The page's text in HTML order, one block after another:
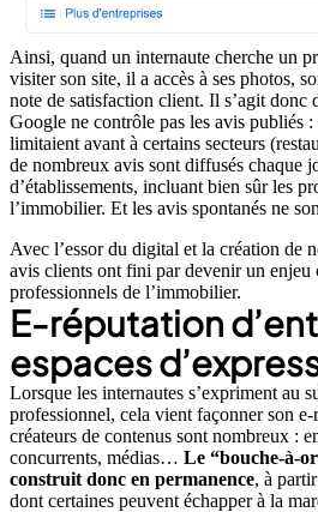
Ainsi, quand un internaute cherche un
visiter son site, il a accès à ses photos,
note de satisfaction client. Il s’agit donc
Google ne contrôle pas les avis publiés :
limitaient avant à certains secteurs
de nombreux avis sont diffusés chaque
d’établissements, incluant bien sûr les
l’immobilier. Et les avis spontanés ne
Avec l’essor du digital et la création de
avis clients ont fini par devenir un enjeu
professionnels de l’immobilier.
E-réputation
espaces
Lorsque les internautes s’expriment au
professionnel, cela vient façonner son
créateurs de contenus sont nombreux :
concurrents, médias… Le “bouche-à-
construit donc en permanence, à
dont certaines peuvent échapper à la